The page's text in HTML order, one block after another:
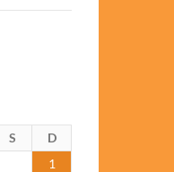
S
D
1